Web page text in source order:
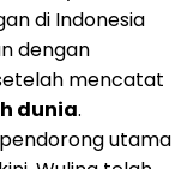
di Indonesia
dengan
mencatat
dunia.
utama